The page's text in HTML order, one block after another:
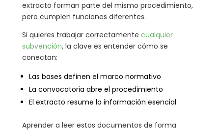
extracto forman parte del mismo procedimiento,
pero cumplen funciones diferentes.
Si quieres trabajar correctamente cualquier
subvención, la clave es entender cómo se
conectan:
Las bases definen el marco normativo
La convocatoria abre el procedimiento
El extracto resume la información esencial
Aprender a leer estos documentos de forma